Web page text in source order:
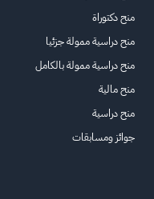
منح دكتوراة
منح دراسية ممولة جزئيا
منح دراسية ممولة بالكامل
منح مالية
منح دراسية
جوائز ومسابقات